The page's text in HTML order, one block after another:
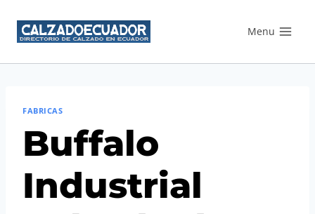
Menu
FABRICAS
Buffalo
Industrial